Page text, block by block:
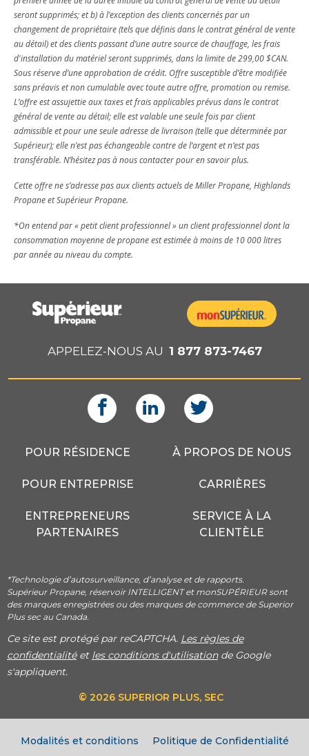
seront supprimés; et b) à l’exception des clients concernés par un
changement de propriétaire (tels que définis dans le contrat général de vente
au détail) et des clients passant d’une autre source de chauffage, les frais
d'installation du matériel seront supprimés, dans la limite de 299,00 $CAN.
Sous réserve d’une approbation de crédit. Offre susceptible d’être modifiée
sans préavis et non cumulable avec toute autre offre, promotion ou remise.
L’offre est assujettie aux taxes et frais applicables prévus dans le contrat
général de vente au détail; elle est valable une seule fois par client
admissible et pour une seule adresse de livraison (telle que déterminée par
Supérieur); elle n’est pas échangeable contre de l’argent et n’est pas
transférable. N’hésitez pas à nous contacter pour en savoir plus.
Cette offre ne s’adresse pas aux clients actuels de Miller Propane, Highlands
Propane et Supérieur Propane.
*On entend par « petit client professionnel » un client professionnel dont la
consommation moyenne de propane est estimée à moins de 10 000 litres
par année au niveau du compte.
APPELEZ-NOUS AU 1 877 873-7467
POUR RÉSIDENCE
POUR ENTREPRISE
ENTREPRENEURS
PARTENAIRES
À PROPOS DE NOUS
CARRIÈRES
SERVICE À LA
CLIENTÈLE
*Technologie d’autosurveillance, d’analyse et de rapports.
Supérieur Propane, réservoir INTELLIGENT et monSUPÉRIEUR sont
des marques enregistrées ou des marques de commerce de Superior
Plus sec au Canada.
Ce site est protégé par reCAPTCHA. Les règles de
confidentialitéet les conditions d'utilisationde Google
s'appliquent.
© 2026 SUPERIOR PLUS, SEC
Modalités et conditions
Politique de Confidentialité